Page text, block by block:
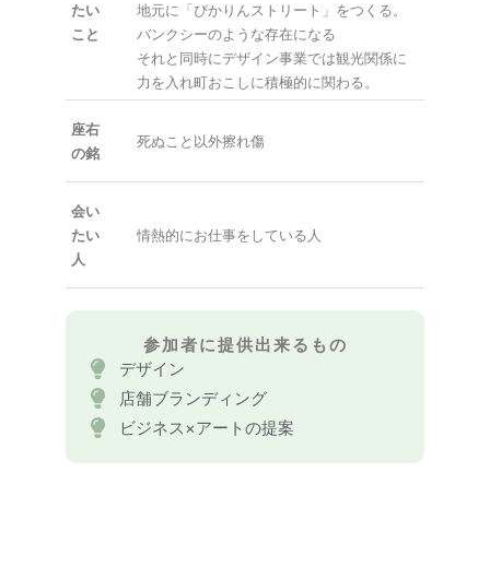
たい
こと
地元に「ぴかりんストリート」をつくる。
バンクシーのような存在になる
それと同時にデザイン事業では観光関係に
力を入れ町おこしに積極的に関わる。
座右
の銘
死ぬこと以外擦れ傷
会い
たい
人
情熱的にお仕事をしている人
参加者に提供出来るもの
デザイン
店舗ブランディング
ビジネス×アートの提案